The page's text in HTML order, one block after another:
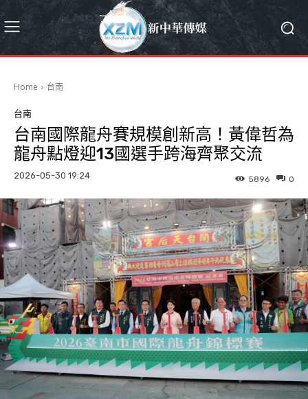
Home 台南
台南
台南國際龍舟賽規模創新高！黃偉哲為
龍舟點燈迎13國選手跨海齊聚交流
2026-05-30 19:24 0
5896